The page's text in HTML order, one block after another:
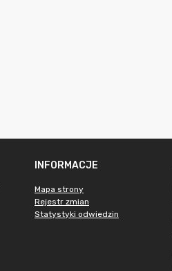
INFORMACJE
Mapa strony
Rejestr zmian
Statystyki odwiedzin